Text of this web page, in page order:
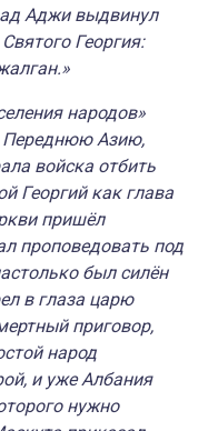
Аджи​ выдвинул
Георгия:
народов»
Переднюю Азию,
войска отбить
Георгий как глава
пришёл
проповедовать под
был силён
в глаза царю
приговор,
народ
и уже Албания
нужно